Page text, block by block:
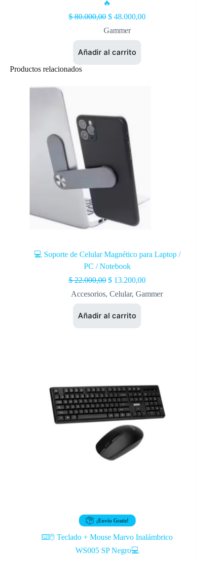
🔥
$80.000,00 $ 48.000,00
Gammer
Añadir al carrito
Productos relacionados
💻 Soporte de Celular Magnético para Laptop /
PC / Notebook
$22.000,00 $ 13.200,00
Accesorios,Celular,Gammer
Añadir al carrito
¡Envío Gratis!
⌨️🖱️ Teclado + Mouse Marvo Inalámbrico
WS005 SP Negro💻